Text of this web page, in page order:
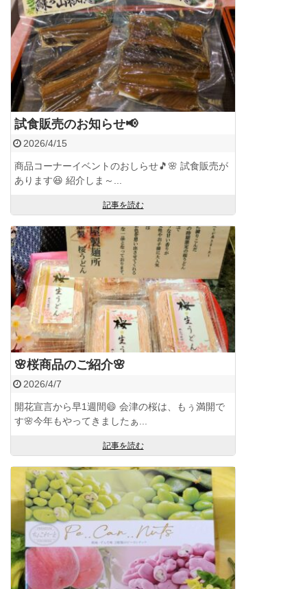
試食販売のお知らせ📢
2026/4/15
商品コーナーイベントのおしらせ🎵🌸 試食販売が
あります😆 紹介しま～...
記事を読む
🌸桜商品のご紹介🌸
2026/4/7
開花宣言から早1週間😄 会津の桜は、もぅ満開で
す🌸今年もやってきましたぁ...
記事を読む